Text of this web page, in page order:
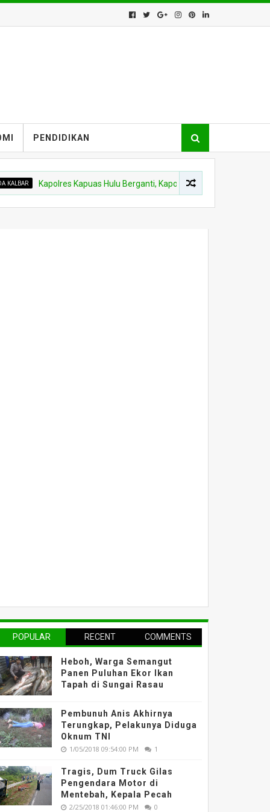
PENDIDIKAN
Kapolres Kapuas Hulu Berganti, Kapolda Pimpin Sertijab Sejumlah
POPULAR RECENT COMMENTS
Heboh, Warga Semangut
Panen Puluhan Ekor Ikan
Tapah di Sungai Rasau
Pembunuh Anis Akhirnya
Terungkap, Pelakunya Diduga
Oknum TNI
1/05/2018 09:54:00 PM 1
Tragis, Dum Truck Gilas
Pengendara Motor di
Mentebah, Kepala Pecah
2/25/2018 01:46:00 PM 0